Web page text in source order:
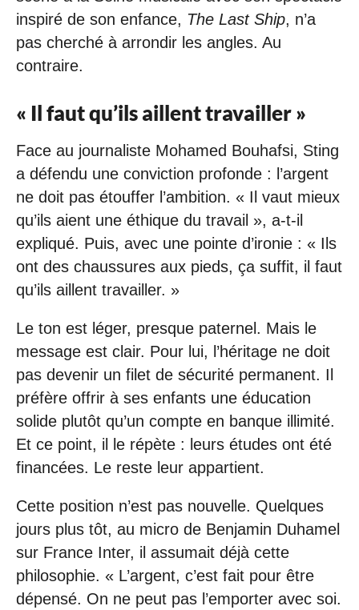
inspiré de son enfance, The Last Ship, n’a
pas cherché à arrondir les angles. Au
contraire.
« Il faut qu’ils aillent travailler »
Face au journaliste Mohamed Bouhafsi, Sting
a défendu une conviction profonde : l’argent
ne doit pas étouffer l’ambition. « Il vaut mieux
qu’ils aient une éthique du travail », a-t-il
expliqué. Puis, avec une pointe d’ironie : « Ils
ont des chaussures aux pieds, ça suffit, il faut
qu’ils aillent travailler. »
Le ton est léger, presque paternel. Mais le
message est clair. Pour lui, l’héritage ne doit
pas devenir un filet de sécurité permanent. Il
préfère offrir à ses enfants une éducation
solide plutôt qu’un compte en banque illimité.
Et ce point, il le répète : leurs études ont été
financées. Le reste leur appartient.
Cette position n’est pas nouvelle. Quelques
jours plus tôt, au micro de Benjamin Duhamel
sur France Inter, il assumait déjà cette
philosophie. « L’argent, c’est fait pour être
dépensé. On ne peut pas l’emporter avec soi.